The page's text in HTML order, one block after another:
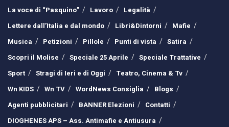
La voce di “Pasquino”
Lavoro
Legalità
Lettere dall’Italia e dal mondo
Libri&Dintorni
Mafie
Musica
Petizioni Pillole Punti di vista
Satira
Scopri il Molise
Speciale 25 Aprile
Speciale Trattative
Sport
Stragi di Ieri e di Oggi
Teatro, Cinema & Tv
Wn KIDS
Wn TV WordNews Consiglia
Blogs
Agenti pubblicitari
BANNER Elezioni
Contatti
DIOGHENES APS – Ass. Antimafie e Antiusura